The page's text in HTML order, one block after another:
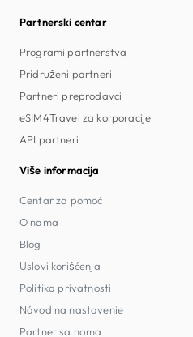
Partnerski centar
Programi partnerstva
Pridruženi partneri
Partneri preprodavci
eSIM4Travel za korporacije
API partneri
Više informacija
Centar za pomoć
O nama
Blog
Uslovi korišćenja
Politika privatnosti
Návod na nastavenie
Partner sa nama